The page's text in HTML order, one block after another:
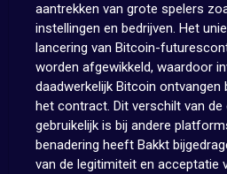
aantrekken van grote spelers
instellingen en bedrijven. Het
lancering van Bitcoin-
worden afgewikkeld, waardoor
daadwerkelijk Bitcoin ontvangen
het contract. Dit verschilt van
gebruikelijk is bij andere
benadering heeft Bakkt
van de legitimiteit en acceptatie